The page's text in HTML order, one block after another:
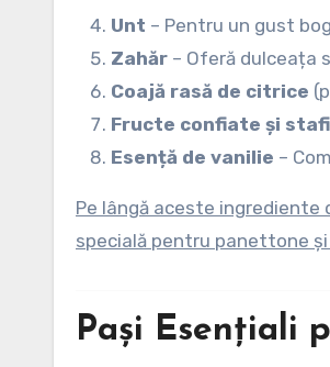
Unt – Pentru un gust
Zahăr – Oferă dulceața
Coajă rasă de citrice
Fructe confiate și
Esență de vanilie –
Pe lângă aceste
specială pentru panettone
Pași Esențiali